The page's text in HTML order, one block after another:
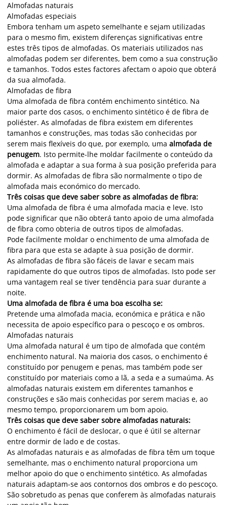
Almofadas naturais
Almofadas especiais
Embora tenham um aspeto semelhante e sejam utilizadas
para o mesmo fim, existem diferenças significativas entre
estes três tipos de almofadas. Os materiais utilizados nas
almofadas podem ser diferentes, bem como a sua construção
e tamanhos. Todos estes factores afectam o apoio que obterá
da sua almofada.
Almofadas de fibra
Uma almofada de fibra contém enchimento sintético. Na
maior parte dos casos, o enchimento sintético é de fibra de
poliéster. As almofadas de fibra existem em diferentes
tamanhos e construções, mas todas são conhecidas por
serem mais flexíveis do que, por exemplo, uma almofada de
penugem. Isto permite-lhe moldar facilmente o conteúdo da
almofada e adaptar a sua forma à sua posição preferida para
dormir. As almofadas de fibra são normalmente o tipo de
almofada mais económico do mercado.
Três coisas que deve saber sobre as almofadas de fibra:
Uma almofada de fibra é uma almofada macia e leve. Isto
pode significar que não obterá tanto apoio de uma almofada
de fibra como obteria de outros tipos de almofadas.
Pode facilmente moldar o enchimento de uma almofada de
fibra para que esta se adapte à sua posição de dormir.
As almofadas de fibra são fáceis de lavar e secam mais
rapidamente do que outros tipos de almofadas. Isto pode ser
uma vantagem real se tiver tendência para suar durante a
noite.
Uma almofada de fibra é uma boa escolha se:
Pretende uma almofada macia, económica e prática e não
necessita de apoio específico para o pescoço e os ombros.
Almofadas naturais
Uma almofada natural é um tipo de almofada que contém
enchimento natural. Na maioria dos casos, o enchimento é
constituído por penugem e penas, mas também pode ser
constituído por materiais como a lã, a seda e a sumaúma. As
almofadas naturais existem em diferentes tamanhos e
construções e são mais conhecidas por serem macias e, ao
mesmo tempo, proporcionarem um bom apoio.
Três coisas que deve saber sobre almofadas naturais:
O enchimento é fácil de deslocar, o que é útil se alternar
entre dormir de lado e de costas.
As almofadas naturais e as almofadas de fibra têm um toque
semelhante, mas o enchimento natural proporciona um
melhor apoio do que o enchimento sintético. As almofadas
naturais adaptam-se aos contornos dos ombros e do pescoço.
São sobretudo as penas que conferem às almofadas naturais